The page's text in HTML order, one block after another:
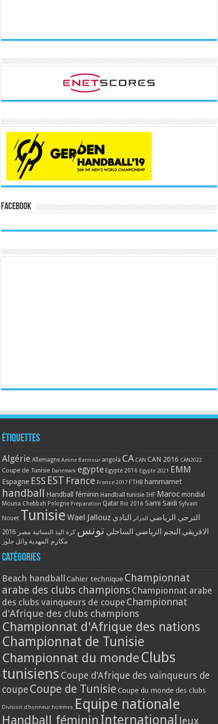
Facebook
Étiquettes
Algérie Allemagne Amine Bannour angola CA CAN CAN 2016 CAN2022
Coupe de Tunisie Danemark egypte Egypte 2016 Egypte 2021 EMM
Espagne ESS EST France France 2017 FTHB hammamet
handball Handball féminin Handball tunisie IHF Maroc mondial
Mouna Chebbah Pologne Préparation Qatar Rio 2016 Sami Saidi Sylvain
Nouet Tunisie Wael Jallouz الترجي الرياضي الجزائر النادي
الافريقي النجم الرياضي الساحلي تونس كرة اليد النسائية مصر 2016
مكارم المهدية وائل جلوز
Catégories
Beach handball Cahier technique Championnat
arabe des clubs champions Championnat arabe
des clubs vainqueurs de coupe Championnat
d'Afrique des clubs champions
Championnat d'Afrique des nations
Championnat de Tunisie
Championnat du monde Clubs
tunisiens Coupe d'Afrique des vainqueurs de
coupe Coupe de Tunisie Coupe du monde des clubs
Division d'honneur hommes Equipe nationale
Handball féminin International Jeux